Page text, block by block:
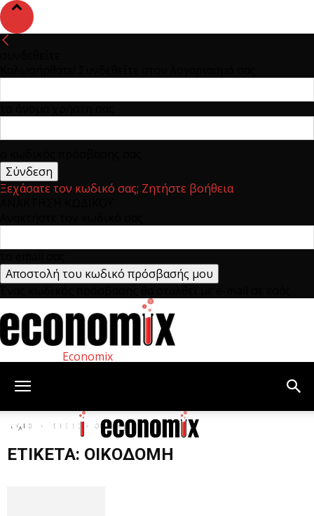
Ξεχάσατε τον κωδικό σας; Ζητήστε βοήθεια
Economix
Αρχική Ετικέτες οικοδομή
ΕΤΙΚΈΤΑ: ΟΙΚΟΔΟΜΉ